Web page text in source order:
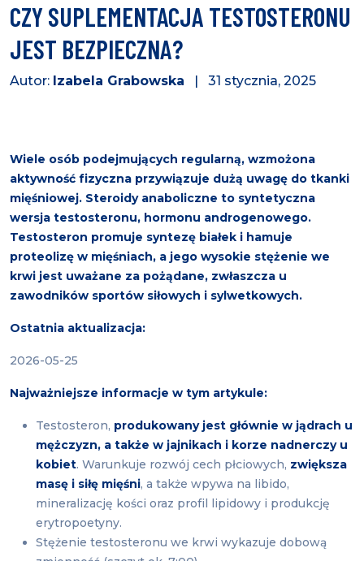
CZY SUPLEMENTACJA TESTOSTERONU
JEST BEZPIECZNA?
Autor: Izabela Grabowska | 31 stycznia, 2025
Wiele osób podejmujących regularną, wzmożona
aktywność fizyczna przywiązuje dużą uwagę do tkanki
mięśniowej. Steroidy anaboliczne to syntetyczna
wersja testosteronu, hormonu androgenowego.
Testosteron promuje syntezę białek i hamuje
proteolizę w mięśniach, a jego wysokie stężenie we
krwi jest uważane za pożądane, zwłaszcza u
zawodników sportów siłowych i sylwetkowych.
Ostatnia aktualizacja:
2026-05-25
Najważniejsze informacje w tym artykule:
Testosteron, produkowany jest głównie w jądrach u
mężczyzn, a także w jajnikach i korze nadnerczy u
kobiet. Warunkuje rozwój cech płciowych, zwiększa
masę i siłę mięśni, a także wpywa na libido,
mineralizację kości oraz profil lipidowy i produkcję
erytropoetyny.
Stężenie testosteronu we krwi wykazuje dobową